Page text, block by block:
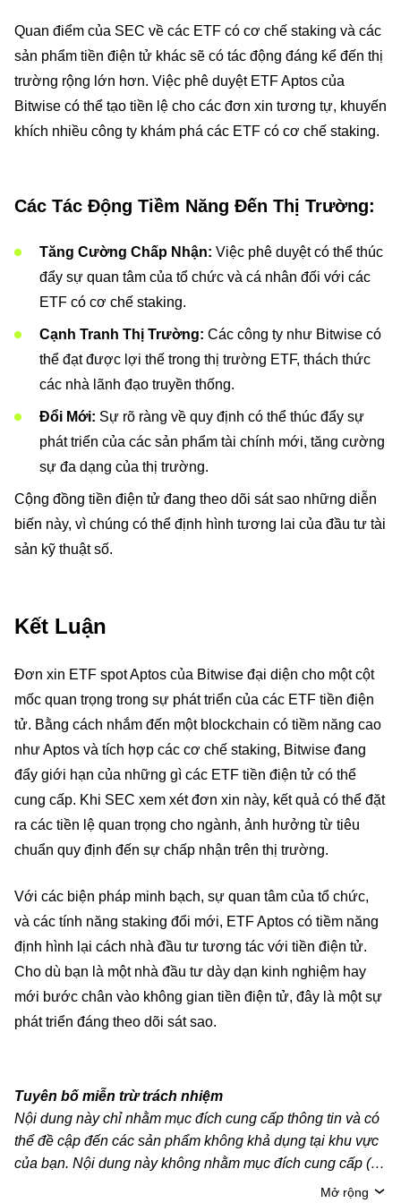
Quan điểm của SEC về các ETF có cơ chế staking và các
sản phẩm tiền điện tử khác sẽ có tác động đáng kể đến thị
trường rộng lớn hơn. Việc phê duyệt ETF Aptos của
Bitwise có thể tạo tiền lệ cho các đơn xin tương tự, khuyến
khích nhiều công ty khám phá các ETF có cơ chế staking.
Các Tác Động Tiềm Năng Đến Thị Trường:
Tăng Cường Chấp Nhận: Việc phê duyệt có thể thúc
đẩy sự quan tâm của tổ chức và cá nhân đối với các
ETF có cơ chế staking.
Cạnh Tranh Thị Trường: Các công ty như Bitwise có
thể đạt được lợi thế trong thị trường ETF, thách thức
các nhà lãnh đạo truyền thống.
Đổi Mới: Sự rõ ràng về quy định có thể thúc đẩy sự
phát triển của các sản phẩm tài chính mới, tăng cường
sự đa dạng của thị trường.
Cộng đồng tiền điện tử đang theo dõi sát sao những diễn
biến này, vì chúng có thể định hình tương lai của đầu tư tài
sản kỹ thuật số.
Kết Luận
Đơn xin ETF spot Aptos của Bitwise đại diện cho một cột
mốc quan trọng trong sự phát triển của các ETF tiền điện
tử. Bằng cách nhắm đến một blockchain có tiềm năng cao
như Aptos và tích hợp các cơ chế staking, Bitwise đang
đẩy giới hạn của những gì các ETF tiền điện tử có thể
cung cấp. Khi SEC xem xét đơn xin này, kết quả có thể đặt
ra các tiền lệ quan trọng cho ngành, ảnh hưởng từ tiêu
chuẩn quy định đến sự chấp nhận trên thị trường.
Với các biện pháp minh bạch, sự quan tâm của tổ chức,
và các tính năng staking đổi mới, ETF Aptos có tiềm năng
định hình lại cách nhà đầu tư tương tác với tiền điện tử.
Cho dù bạn là một nhà đầu tư dày dạn kinh nghiệm hay
mới bước chân vào không gian tiền điện tử, đây là một sự
phát triển đáng theo dõi sát sao.
Tuyên bố miễn trừ trách nhiệm
Nội dung này chỉ nhằm mục đích cung cấp thông tin và có
thể đề cập đến các sản phẩm không khả dụng tại khu vực
của bạn. Nội dung này không nhằm mục đích cung cấp (i)
lời khuyên hoặc khuyến nghị đầu tư; (ii) đề nghị hoặc chào
Mở rộng